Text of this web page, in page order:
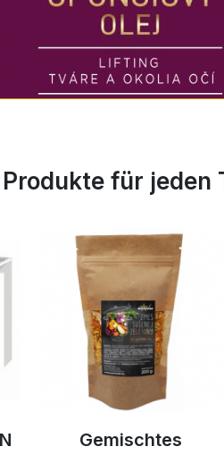
Produkte für jeden
Gemischtes